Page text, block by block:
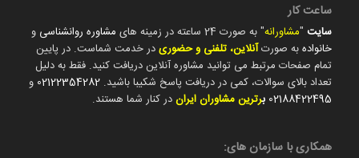
ساعت کار
سایت"مشاورانه" به صورت 24 ساعته در زمینه های مشاوره روانشناسی و
خانوادهبه صورتآنلاین، تلفنی و حضوریدر خدمت شماست. در پایین
تمام صفحات مرتبط می توانید مشاوره آنلاین دریافت کنید. فقط به دلیل
تعداد بالای سوالات، کمی در دریافت پاسخ شکیبا باشید. 02122354282 و
02188422495 برترین مشاوران ایراندر کنار شما هستند.
همکاری با سازمان های: